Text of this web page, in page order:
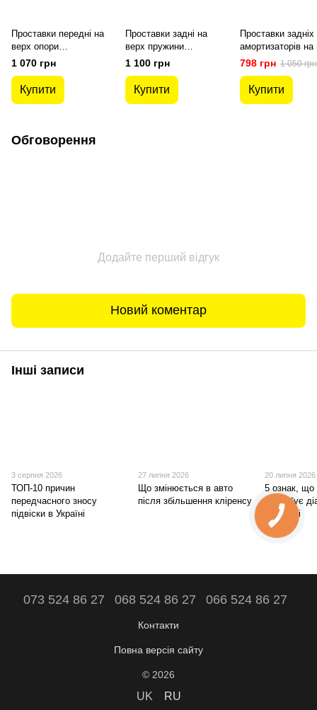
Проставки передні на
верх опори
поліуретанові Tesla
Model 3 (2017-2026)
1 070 грн
Купити
Проставки задні на
верх пружини
поліуретанові Tesla
Model 3 (2017-2026)
1 100 грн
Купити
Проставки задніх
амортизаторів на
опори
Tesla Model 3
2026)
798 грн 1 050 грн
Купити
Обговорення
Додайте перший відгук
Новий коментар
Інші записи
3 серпня 2026
ТОП-10 причин
передчасного зносу
підвіски в Україні
27 липня 2026
Що змінюється в авто
після збільшення кліренсу
20 липня 2026
5 ознак, що
потребує
сьогодні
073 524 86 27 068 524 86 27 066 524 86 27
Контакти
Повна версія сайту
© 2026
UK RU